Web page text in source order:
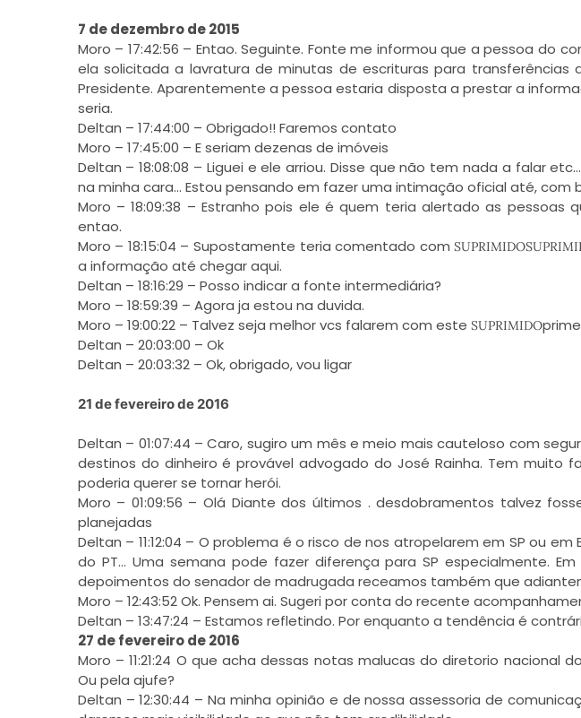
7 de dezembro de 2015
Moro – 17:42:56 – Entao. Seguinte. Fonte me informou que a pessoa do
ela solicitada a lavratura de minutas de escrituras para transferências
Presidente. Aparentemente a pessoa estaria disposta a prestar a
seria.
Deltan – 17:44:00 – Obrigado!! Faremos contato
Moro – 17:45:00 – E seriam dezenas de imóveis
Deltan – 18:08:08 – Liguei e ele arriou. Disse que não tem nada a falar
na minha cara… Estou pensando em fazer uma intimação oficial até, com
Moro – 18:09:38 – Estranho pois ele é quem teria alertado as pessoas
entao.
Moro – 18:15:04 – Supostamente teria comentado com
a informação até chegar aqui.
Deltan – 18:16:29 – Posso indicar a fonte intermediária?
Moro – 18:59:39 – Agora ja estou na duvida.
Moro – 19:00:22 – Talvez seja melhor vcs falarem com este SUPRIMIDO
Deltan – 20:03:00 – Ok
Deltan – 20:03:32 – Ok, obrigado, vou ligar
21 de fevereiro de 2016
Deltan – 01:07:44 – Caro, sugiro um mês e meio mais cauteloso com
destinos do dinheiro é provável advogado do José Rainha. Tem muito
poderia querer se tornar herói.
Moro – 01:09:56 – Olá Diante dos últimos . desdobramentos talvez
planejadas
Deltan – 11:12:04 – O problema é o risco de nos atropelarem em SP ou
do PT… Uma semana pode fazer diferença para SP especialmente.
depoimentos do senador de madrugada receamos também que
Moro – 12:43:52 Ok. Pensem ai. Sugeri por conta do recente
Deltan – 13:47:24 – Estamos refletindo. Por enquanto a tendência é
27 de fevereiro de 2016
Moro – 11:21:24 O que acha dessas notas malucas do diretorio nacional
Ou pela ajufe?
Deltan – 12:30:44 – Na minha opinião e de nossa assessoria de